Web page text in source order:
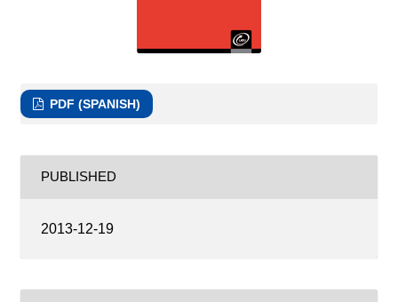
PDF (SPANISH)
PUBLISHED
2013-12-19